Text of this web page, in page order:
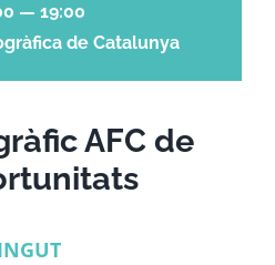
AFC de
— 19:00
de Catalunya